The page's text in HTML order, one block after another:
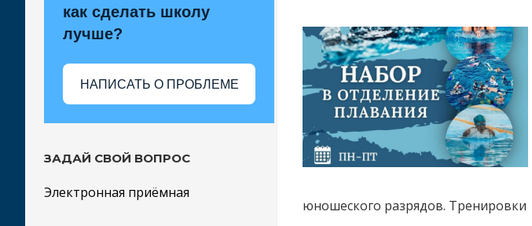
юношеского разрядов. Тренировки
как сделать школу
лучше?
НАПИСАТЬ О ПРОБЛЕМЕ
ЗАДАЙ СВОЙ ВОПРОС
Электронная приёмная